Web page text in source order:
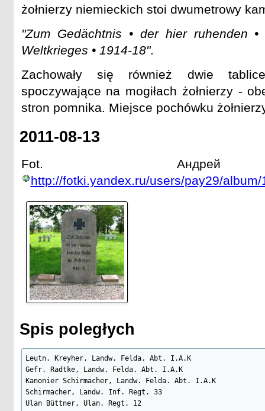
żołnierzy niemieckich stoi dwumetrowy
"Zum Gedächtnis • der hier ruhenden
Weltkrieges • 1914-18".
Zachowały się również dwie
spoczywające na mogiłach żołnierzy -
stron pomnika. Miejsce pochówku
2011-08-13
Fot. Андрей
http://fotki.yandex.ru/users/pay29/album/
Spis poległych
Leutn. Kreyher, Landw. Felda. Abt. I.A.K
Gefr. Radtke, Landw. Felda. Abt. I.A.K
Kanonier Schirmacher, Landw. Felda. Abt. I.A.K
Schirmacher, Landw. Inf. Regt. 33
Ulan Büttner, Ulan. Regt. 12